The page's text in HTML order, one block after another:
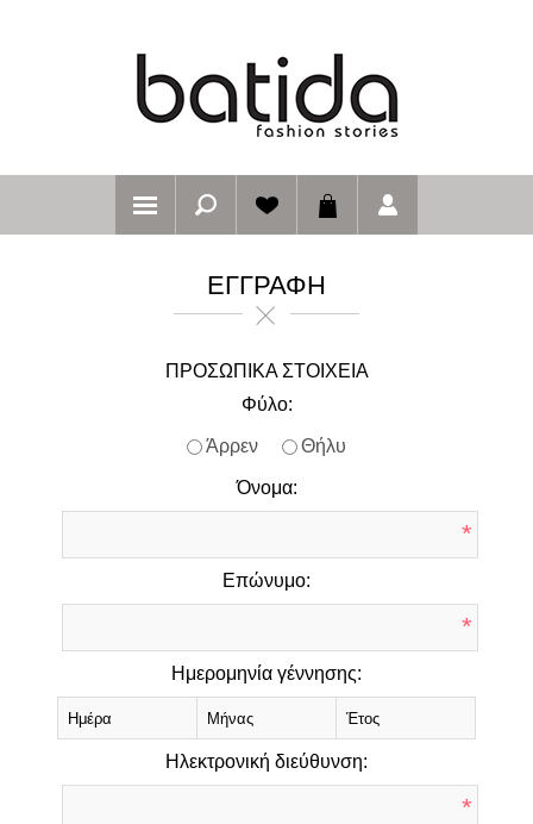
ΕΓΓΡΑΦΉ
ΠΡΟΣΩΠΙΚΆ ΣΤΟΙΧΕΊΑ
Φύλο:
Άρρεν Θήλυ
Όνομα:
*
Επώνυμο:
*
Ημερομηνία γέννησης:
Ηλεκτρονική διεύθυνση:
*